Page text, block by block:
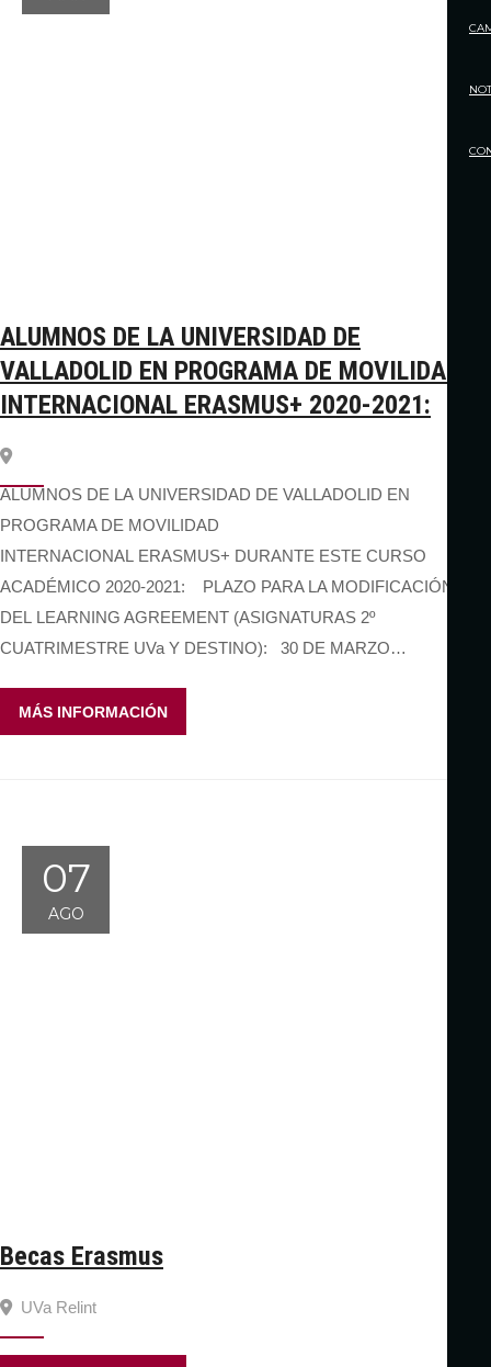
ALUMNOS DE LA UNIVERSIDAD DE
VALLADOLID EN PROGRAMA DE MOVILIDAD
INTERNACIONAL ERASMUS+ 2020-2021:
ALUMNOS DE LA UNIVERSIDAD DE VALLADOLID EN
PROGRAMA DE MOVILIDAD
INTERNACIONAL ERASMUS+ DURANTE ESTE CURSO
ACADÉMICO 2020-2021: PLAZO PARA LA MODIFICACIÓN
DEL LEARNING AGREEMENT (ASIGNATURAS 2º
CUATRIMESTRE UVa Y DESTINO): 30 DE MARZO…
MÁS INFORMACIÓN
07
AGO
Becas Erasmus
UVa Relint